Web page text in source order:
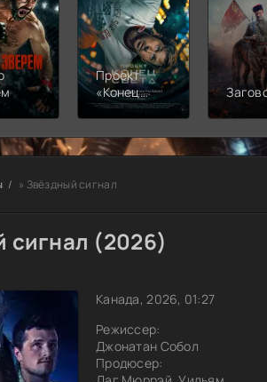
Проект
«Конец
света»
» Звёздный сигнал
сигнал (2026)
Канада, 2026, 01:27
Режиссер:
Джонатан Собол
Продюсер: